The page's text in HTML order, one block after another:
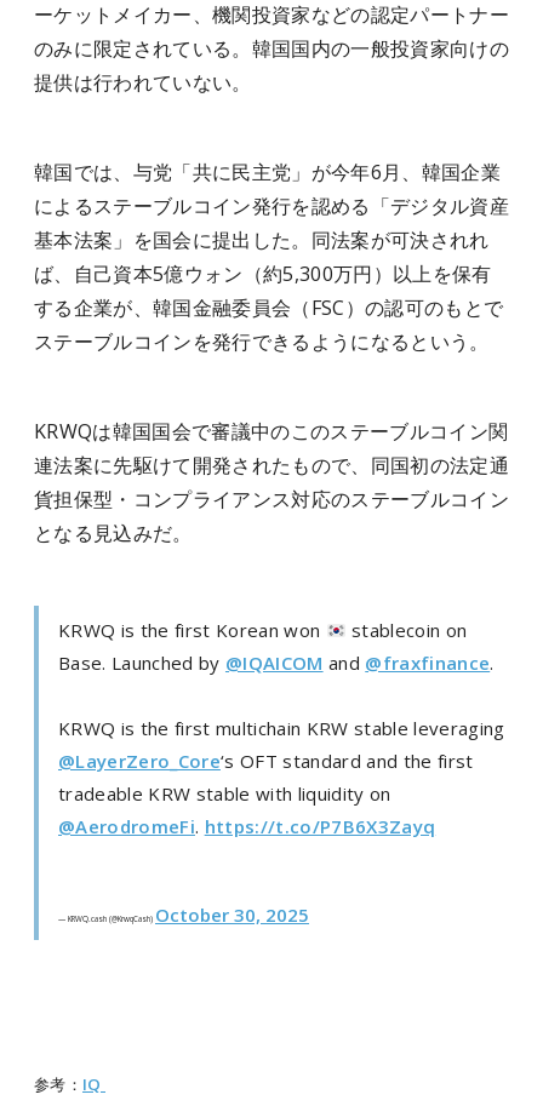
ーケットメイカー、機関投資家などの認定パートナー
のみに限定されている。韓国国内の一般投資家向けの
提供は行われていない。
韓国では、与党「共に民主党」が今年6月、韓国企業
によるステーブルコイン発行を認める「デジタル資産
基本法案」を国会に提出した。同法案が可決されれ
ば、自己資本5億ウォン（約5,300万円）以上を保有
する企業が、韓国金融委員会（FSC）の認可のもとで
ステーブルコインを発行できるようになるという。
KRWQは韓国国会で審議中のこのステーブルコイン関
連法案に先駆けて開発されたもので、同国初の法定通
貨担保型・コンプライアンス対応のステーブルコイン
となる見込みだ。
KRWQ is the first Korean won
stablecoin on
Base. Launched by @IQAICOM and @fraxfinance.
KRWQ is the first multichain KRW stable leveraging
@LayerZero_Core‘s OFT standard and the first
tradeable KRW stable with liquidity on
@AerodromeFi. https://t.co/P7B6X3Zayq
— KRWQ.cash (@KrwqCash) October 30, 2025
参考： IQ